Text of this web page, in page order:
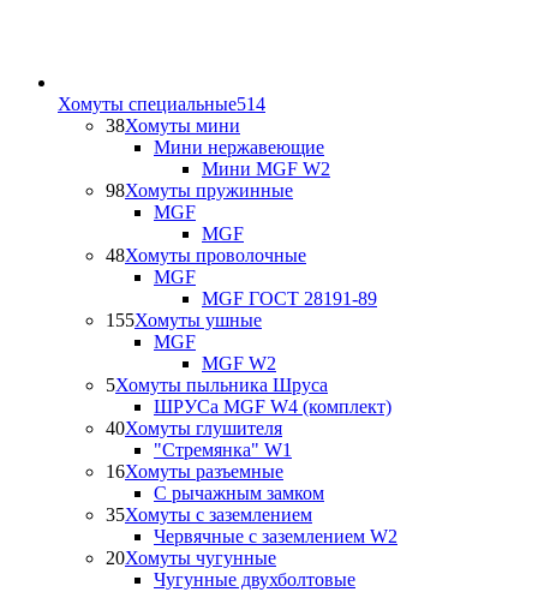
Хомуты специальные514
38Хомуты мини
Мини нержавеющие
Мини MGF W2
98Хомуты пружинные
MGF
MGF
48Хомуты проволочные
MGF
MGF ГОСТ 28191-89
155Хомуты ушные
MGF
MGF W2
5Хомуты пыльника Шруса
ШРУСа MGF W4 (комплект)
40Хомуты глушителя
"Стремянка" W1
16Хомуты разъемные
С рычажным замком
35Хомуты с заземлением
Червячные с заземлением W2
20Хомуты чугунные
Чугунные двухболтовые